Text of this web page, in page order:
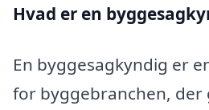
Hvad er en
En byggesagkyndig er
for byggebranchen, der